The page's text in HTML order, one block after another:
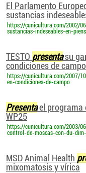
El Parlamento
sustancias
https://cunicultura.com/2002/
sustancias-indeseables-en-
TESTO presentasu
condiciones de campo
https://cunicultura.com/2007/
en-condiciones-de-campo
Presentael programa
WP25
https://cunicultura.com/2003/
control-de-moscas-con-du-
MSD Animal Health
mixomatosis y vírica